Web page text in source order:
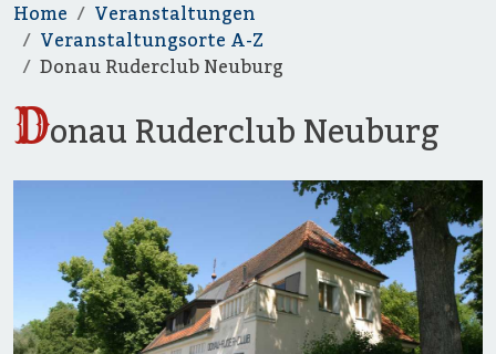
Home
Veranstaltungen
Veranstaltungsorte A-Z
Donau Ruderclub Neuburg
Donau Ruderclub Neuburg